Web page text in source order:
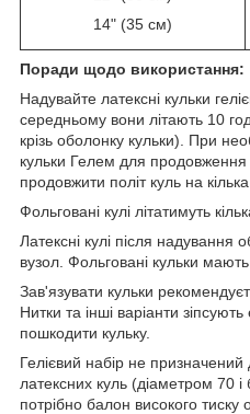
14" (35 см)
Поради щодо використання:
Надувайте латексні кульки
середньому вони літають 10
крізь оболонку кульки). При
кульки Гелем для продовження
продовжити політ куль на кілька
Фольговані кулі літатимуть
Латексні кулі після надування
вузол. Фольговані кульки
Зав'язувати кульки
Нитки та інші варіанти
пошкодити кульку.
Гелієвий набір не
латексних куль (діаметром 70
потрібно балон високого тиску